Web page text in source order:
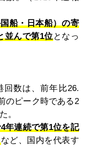
船・日本船）の寄
並んで第1位となっ
回数は、前年比26.
のピーク時である2
。
年連続で第1位を記
など、国内を代表す